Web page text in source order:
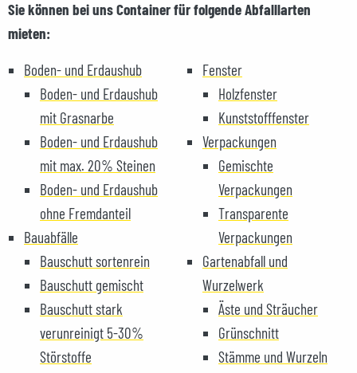
Sie können bei uns Container für folgende Abfalllarten
mieten:
Boden- und Erdaushub
Boden- und Erdaushub
mit Grasnarbe
Boden- und Erdaushub
mit max. 20% Steinen
Boden- und Erdaushub
ohne Fremdanteil
Bauabfälle
Bauschutt sortenrein
Bauschutt gemischt
Bauschutt stark
verunreinigt 5-30%
Störstoffe
Fenster
Holzfenster
Kunststofffenster
Verpackungen
Gemischte
Verpackungen
Transparente
Verpackungen
Gartenabfall und
Wurzelwerk
Äste und Sträucher
Grünschnitt
Stämme und Wurzeln